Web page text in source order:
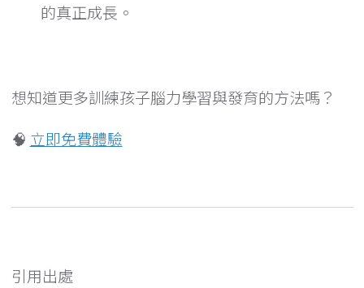
的真正成長。
想知道更多訓練孩子腦力學習與發育的方法嗎？
🧠 立即免費體驗
引用出處